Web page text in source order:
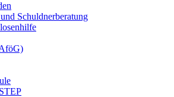
Schuldnerberatung